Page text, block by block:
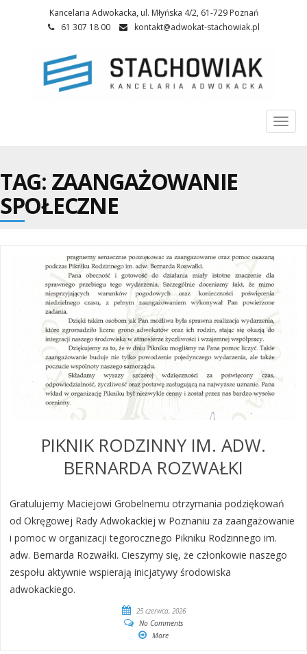
Kancelaria Adwokacka, ul. Młyńska 4/2, 61-729 Poznań
61 307 18 00
kontakt@adwokat-stachowiak.pl
TAG: ZAANGAŻOWANIE
SPOŁECZNE
PIKNIK RODZINNY IM. ADW.
BERNARDA ROZWAŁKI
Gratulujemy Maciejowi Grobelnemu otrzymania podziękowań
od Okręgowej Rady Adwokackiej w Poznaniu za zaangażowanie
i pomoc w organizacji tegorocznego Pikniku Rodzinnego im.
adw. Bernarda Rozwałki. Cieszymy się, że członkowie naszego
zespołu aktywnie wspierają inicjatywy środowiska
adwokackiego.
25 czerwca, 2026
No Comments
More